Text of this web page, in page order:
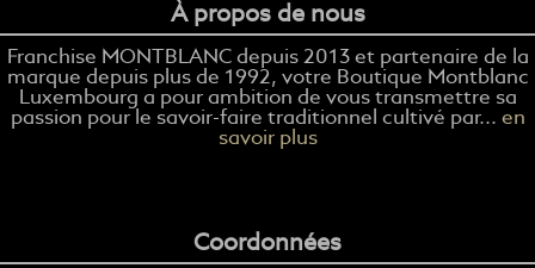
À propos de nous
Franchise MONTBLANC depuis 2013 et partenaire de la
marque depuis plus de 1992, votre Boutique Montblanc
Luxembourg a pour ambition de vous transmettre sa
passion pour le savoir-faire traditionnel cultivé par... en
savoir plus
Coordonnées